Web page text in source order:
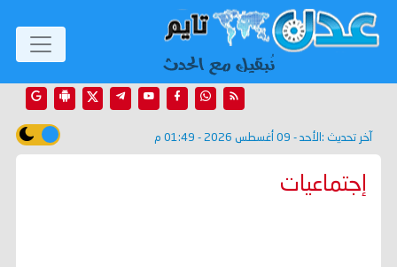
آخر تحديث : الأحد - 09 أغسطس 2026 - 01:49 م
إجتماعيات